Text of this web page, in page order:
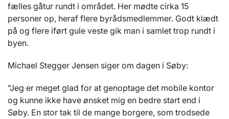
fælles gåtur rundt i området. Her mødte cirka 15
personer op, heraf flere byrådsmedlemmer. Godt klædt
på og flere iført gule veste gik man i samlet trop rundt i
byen.
Michael Stegger Jensen siger om dagen i Søby:
"Jeg er meget glad for at genoptage det mobile kontor
og kunne ikke have ønsket mig en bedre start end i
Søby. En stor tak til de mange borgere, som trodsede